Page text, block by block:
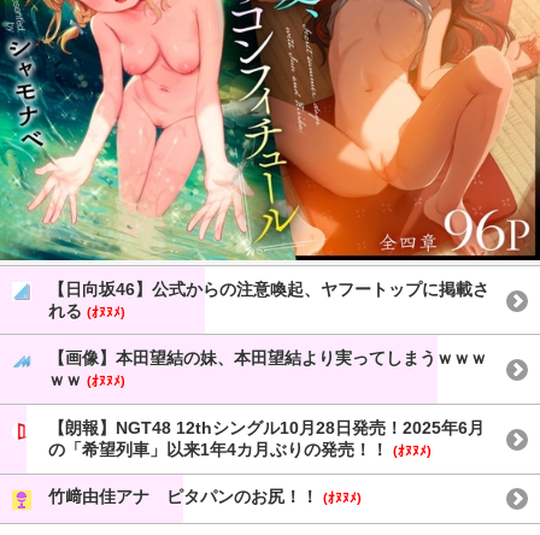
【日向坂46】公式からの注意喚起、ヤフートップに掲載さ
れる (ｵﾇﾇﾒ)
【画像】本田望結の妹、本田望結より実ってしまうｗｗｗ
ｗｗ (ｵﾇﾇﾒ)
【朗報】NGT48 12thシングル10月28日発売！2025年6月
の「希望列車」以来1年4カ月ぶりの発売！！
(ｵﾇﾇﾒ)
竹﨑由佳アナ ピタパンのお尻！！ (ｵﾇﾇﾒ)